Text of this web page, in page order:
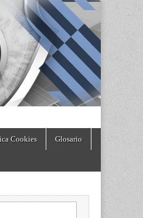
Cookies Glosario